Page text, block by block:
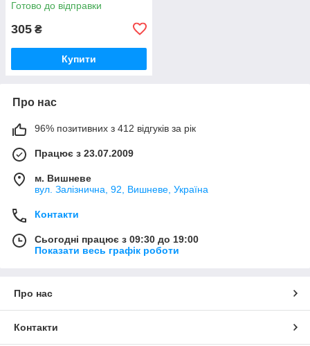
Готово до відправки
305 ₴
Купити
Про нас
96% позитивних з 412 відгуків за рік
Працює з 23.07.2009
м. Вишневе
вул. Залізнична, 92, Вишневе, Україна
Контакти
Сьогодні працює з 09:30 до 19:00
Показати весь графік роботи
Про нас
Контакти